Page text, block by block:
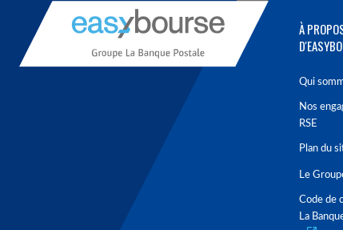
À
Qui
Nos
RSE
Plan du
Le
Code de
La